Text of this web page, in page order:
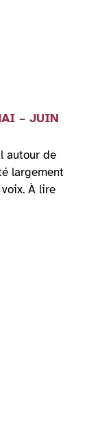
– JUIN
autour de
largement
À lire